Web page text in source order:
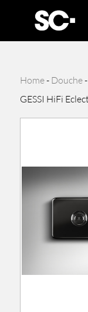
Home- Douche-
GESSI HiFi